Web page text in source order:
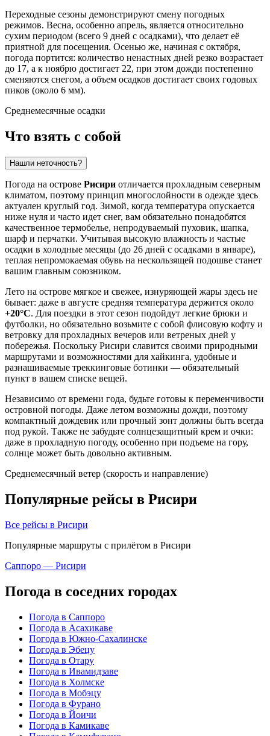
Переходные сезоны демонстрируют смену погодных
режимов. Весна, особенно апрель, является относительно
сухим периодом (всего 9 дней с осадками), что делает её
приятной для посещения. Осенью же, начиная с октября,
погода портится: количество ненастных дней резко возрастает
до 17, а к ноябрю достигает 22, при этом дожди постепенно
сменяются снегом, а объем осадков достигает своих годовых
пиков (около 6 мм).
Среднемесячные осадки
Что взять с собой
Нашли неточность?
Погода на острове Рисири отличается прохладным северным
климатом, поэтому принцип многослойности в одежде здесь
актуален круглый год. Зимой, когда температура опускается
ниже нуля и часто идет снег, вам обязательно понадобятся
качественное термобелье, непродуваемый пуховик, шапка,
шарф и перчатки. Учитывая высокую влажность и частые
осадки в холодные месяцы (до 26 дней с осадками в январе),
теплая непромокаемая обувь на нескользящей подошве станет
вашим главным союзником.
Лето на острове мягкое и свежее, изнуряющей жары здесь не
бывает: даже в августе средняя температура держится около
+20°C. Для поездки в этот сезон подойдут легкие брюки и
футболки, но обязательно возьмите с собой флисовую кофту и
ветровку для прохладных вечеров или ветреных дней у
побережья. Поскольку Рисири славится своими природными
маршрутами и возможностями для хайкинга, удобные и
разнашиваемые треккинговые ботинки — обязательный
пункт в вашем списке вещей.
Независимо от времени года, будьте готовы к переменчивости
островной погоды. Даже летом возможны дожди, поэтому
компактный дождевик или прочный зонт должны быть всегда
под рукой. Также не забудьте солнцезащитный крем и очки:
даже в прохладную погоду, особенно при подъеме на гору,
солнце может быть довольно активным.
Среднемесячный ветер (скорость и направление)
Популярные рейсы в Рисири
Все рейсы в Рисири
Популярные маршруты с прилётом в Рисири
Саппоро — Рисири
Погода в соседних городах
Погода в Саппоро
Погода в Асахикаве
Погода в Южно-Сахалинске
Погода в Эбецу
Погода в Отару
Погода в Ивамидзаве
Погода в Холмске
Погода в Мобэцу
Погода в Фурано
Погода в Йоичи
Погода в Камикаве